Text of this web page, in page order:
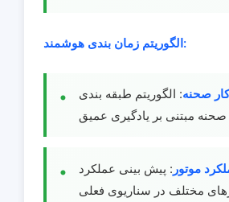
الگوریتم زمان بندی هوشمند:
صحنه: الگوریتم طبقه بندی
صحنه مبتنی بر یادگیری عمیق
موتور : پیش بینی عملکرد
مختلف در سناریوی فعلی